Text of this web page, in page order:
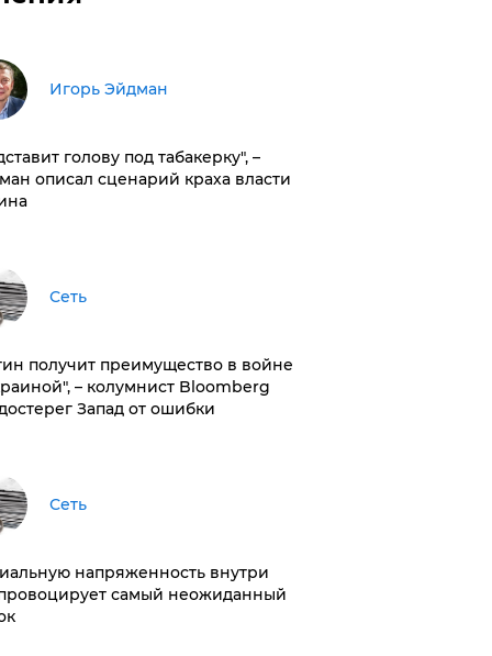
Игорь Эйдман
голову под табакерку", –
описал сценарий краха власти
Сеть
получит преимущество в войне
– колумнист Bloomberg
Запад от ошибки
Сеть
напряженность внутри
самый неожиданный